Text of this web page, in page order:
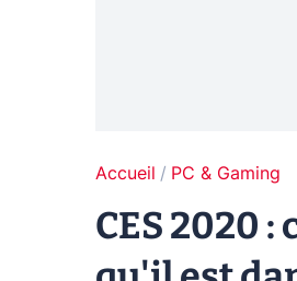
Accueil PC & Gaming
CES 2020